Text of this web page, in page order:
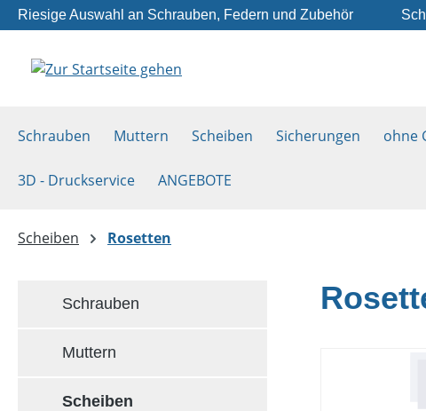
Hauptinhalt springen
Zur Suche springen
Zur Hauptnavigation springen
Riesige Auswahl an Schrauben, Federn und Zubehör
Schrauben Muttern Scheiben Sicherungen ohne
3D - Druckservice ANGEBOTE
Scheiben Rosetten
Schrauben
Muttern
Scheiben